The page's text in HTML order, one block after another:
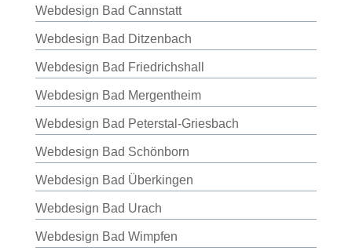
Webdesign Bad Cannstatt
Webdesign Bad Ditzenbach
Webdesign Bad Friedrichshall
Webdesign Bad Mergentheim
Webdesign Bad Peterstal-Griesbach
Webdesign Bad Schönborn
Webdesign Bad Überkingen
Webdesign Bad Urach
Webdesign Bad Wimpfen